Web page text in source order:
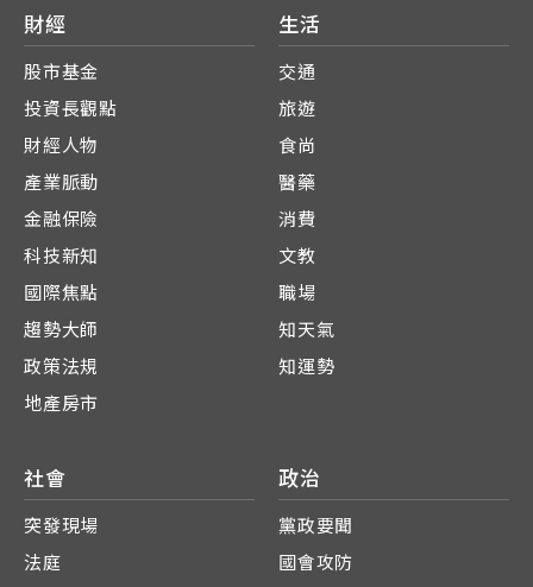
財經
股市基金
投資長觀點
財經人物
產業脈動
金融保險
科技新知
國際焦點
趨勢大師
政策法規
地產房市
生活
交通
旅遊
食尚
醫藥
消費
文教
職場
知天氣
知運勢
社會
突發現場
法庭
政治
黨政要聞
國會攻防